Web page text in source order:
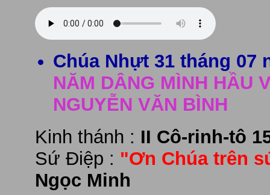
Chúa Nhựt 31 tháng 07
NĂM DÂNG MÌNH HẦU
NGUYỄN VĂN BÌNH
Kinh thánh : II Cô-rinh-tô
Sứ Điệp : "Ơn Chúa trên
Ngọc Minh